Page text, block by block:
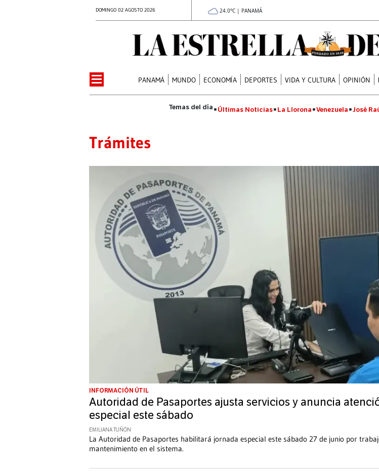
DOMINGO 02 AGOSTO 2026 24.0°C | PANAMÁ
PANAMÁ MUNDO ECONOMÍA DEPORTES VIDA Y CULTURA OPINIÓN
Últimas Noticias La Llorona Venezuela José
Trámites
INFORMACIÓN ÚTIL
Autoridad de Pasaportes ajusta servicios y anuncia
especial este sábado
EMILIANA TUÑÓN
La Autoridad de Pasaportes habilitará jornada especial este sábado 27 de junio por
mantenimiento en el sistema.